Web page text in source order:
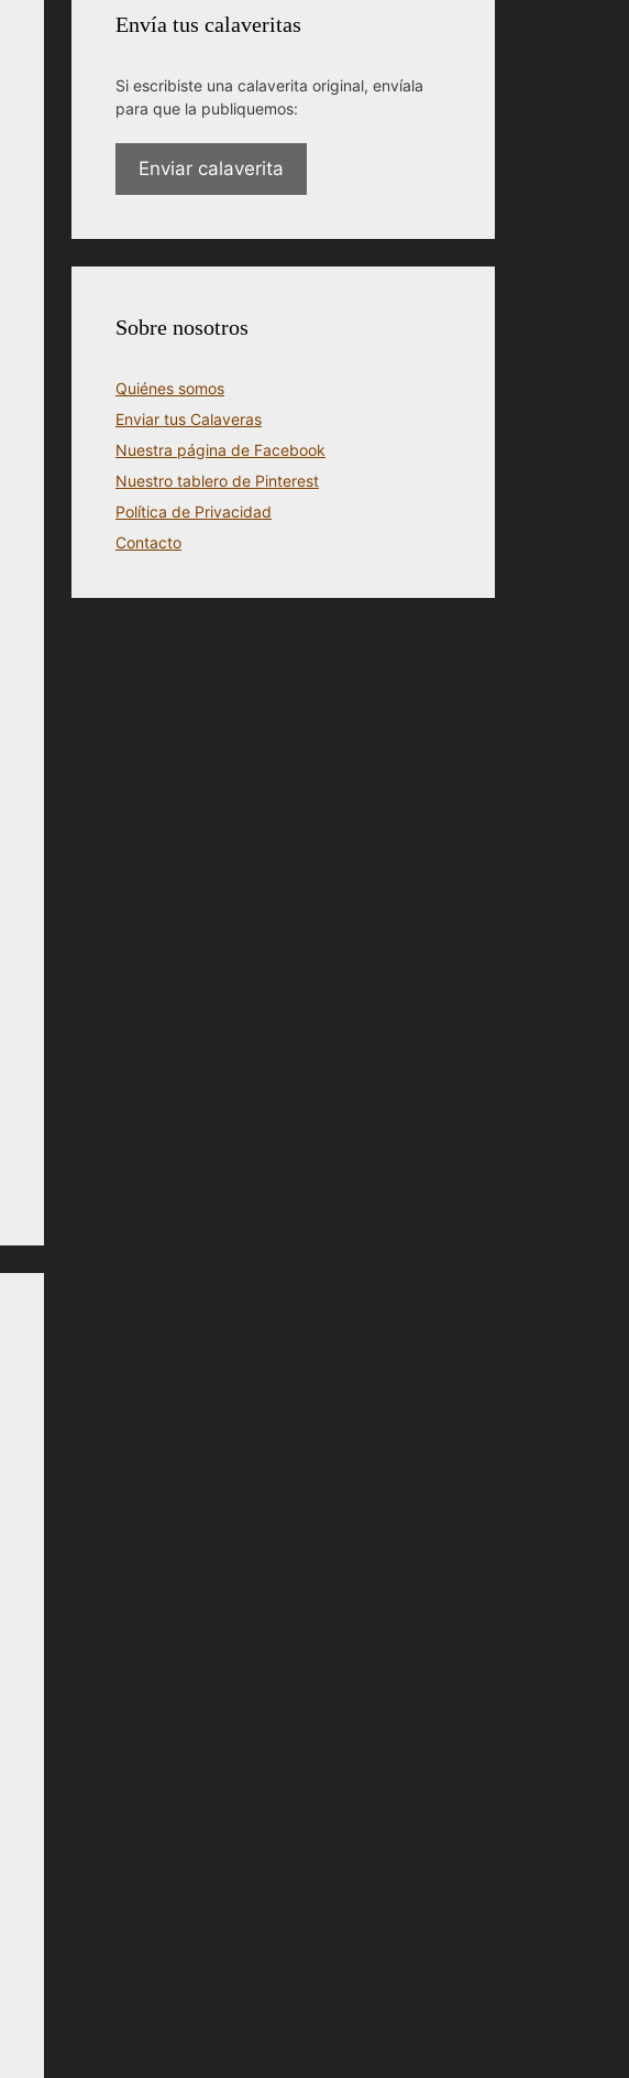
Envía tus calaveritas
Si escribiste una calaverita original, envíala
para que la publiquemos:
Enviar calaverita
Sobre nosotros
Quiénes somos
Enviar tus Calaveras
Nuestra página de Facebook
Nuestro tablero de Pinterest
Política de Privacidad
Contacto